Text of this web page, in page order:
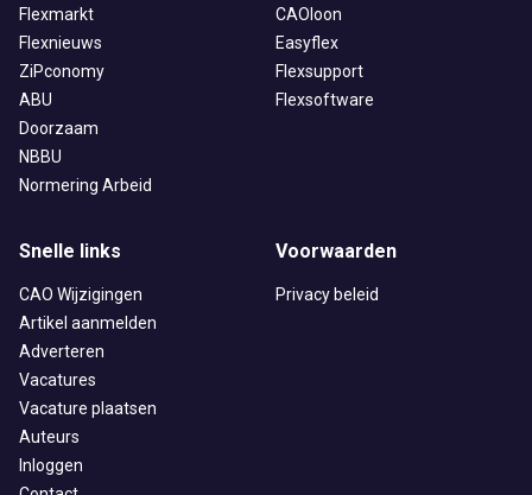
Flexmarkt
Flexnieuws
ZiPconomy
ABU
Doorzaam
NBBU
Normering Arbeid
CAOloon
Easyflex
Flexsupport
Flexsoftware
Snelle links
CAO Wijzigingen
Artikel aanmelden
Adverteren
Vacatures
Vacature plaatsen
Auteurs
Inloggen
Voorwaarden
Privacy beleid